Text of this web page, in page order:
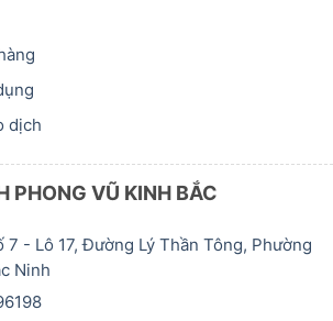
dịch
PHONG VŨ KINH BẮC
7 - Lô 17, Đường Lý Thần Tông, Phường
Ninh